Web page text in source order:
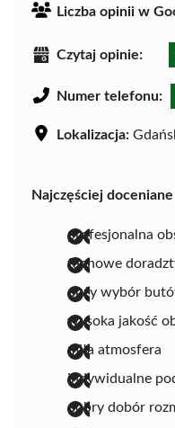
Liczba opinii w
Czytaj opinie:
Numer telefonu:
Lokalizacja:
Najczęściej
profesjonalna
fachowe
duży wybór
wysoka jakość
miła atmosfera
indywidualne
dobry dobór